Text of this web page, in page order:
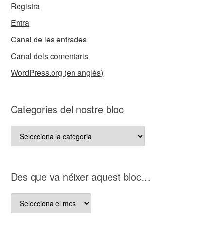
Registra
Entra
Canal de les entrades
Canal dels comentaris
WordPress.org (en anglès)
Categories del nostre bloc
Categories
del
D es que va néixer aquest bloc…
D es
que